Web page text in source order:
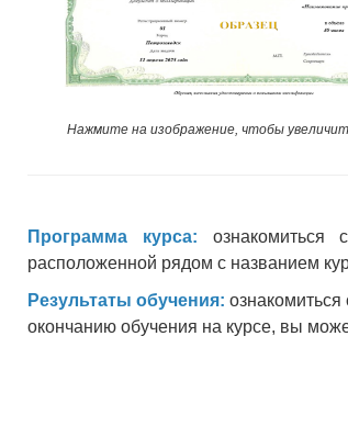
Нажмите на изображение, чтобы
Программа курса:
расположенной рядом с названием
Результаты обучения:
окончанию обучения на курсе, вы